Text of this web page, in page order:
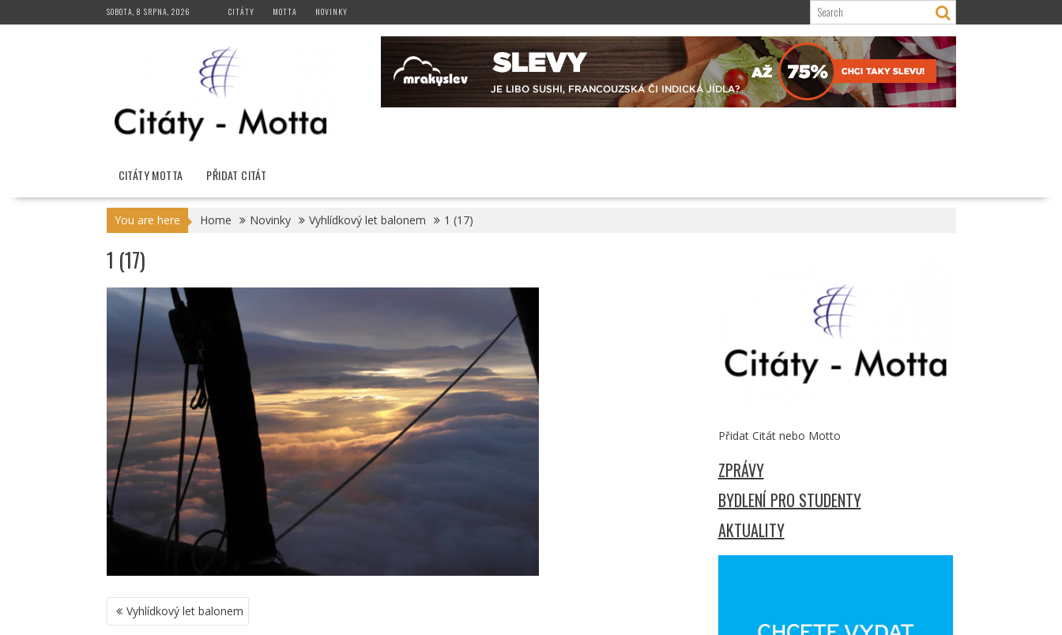
to
SOBOTA, 8 SRPNA, 2026 CITÁTY MOTTA NOVINKY
CITÁTY MOTTA PŘIDAT CITÁT
You are here Home Novinky Vyhlídkový let balonem 1 (17)
1 (17)
NAVIGACE
PROVyhlídkový let balonem
Přidat Citát nebo Motto
ZPRÁVY
BYDLENÍ PRO STUDENTY
AKTUALITY